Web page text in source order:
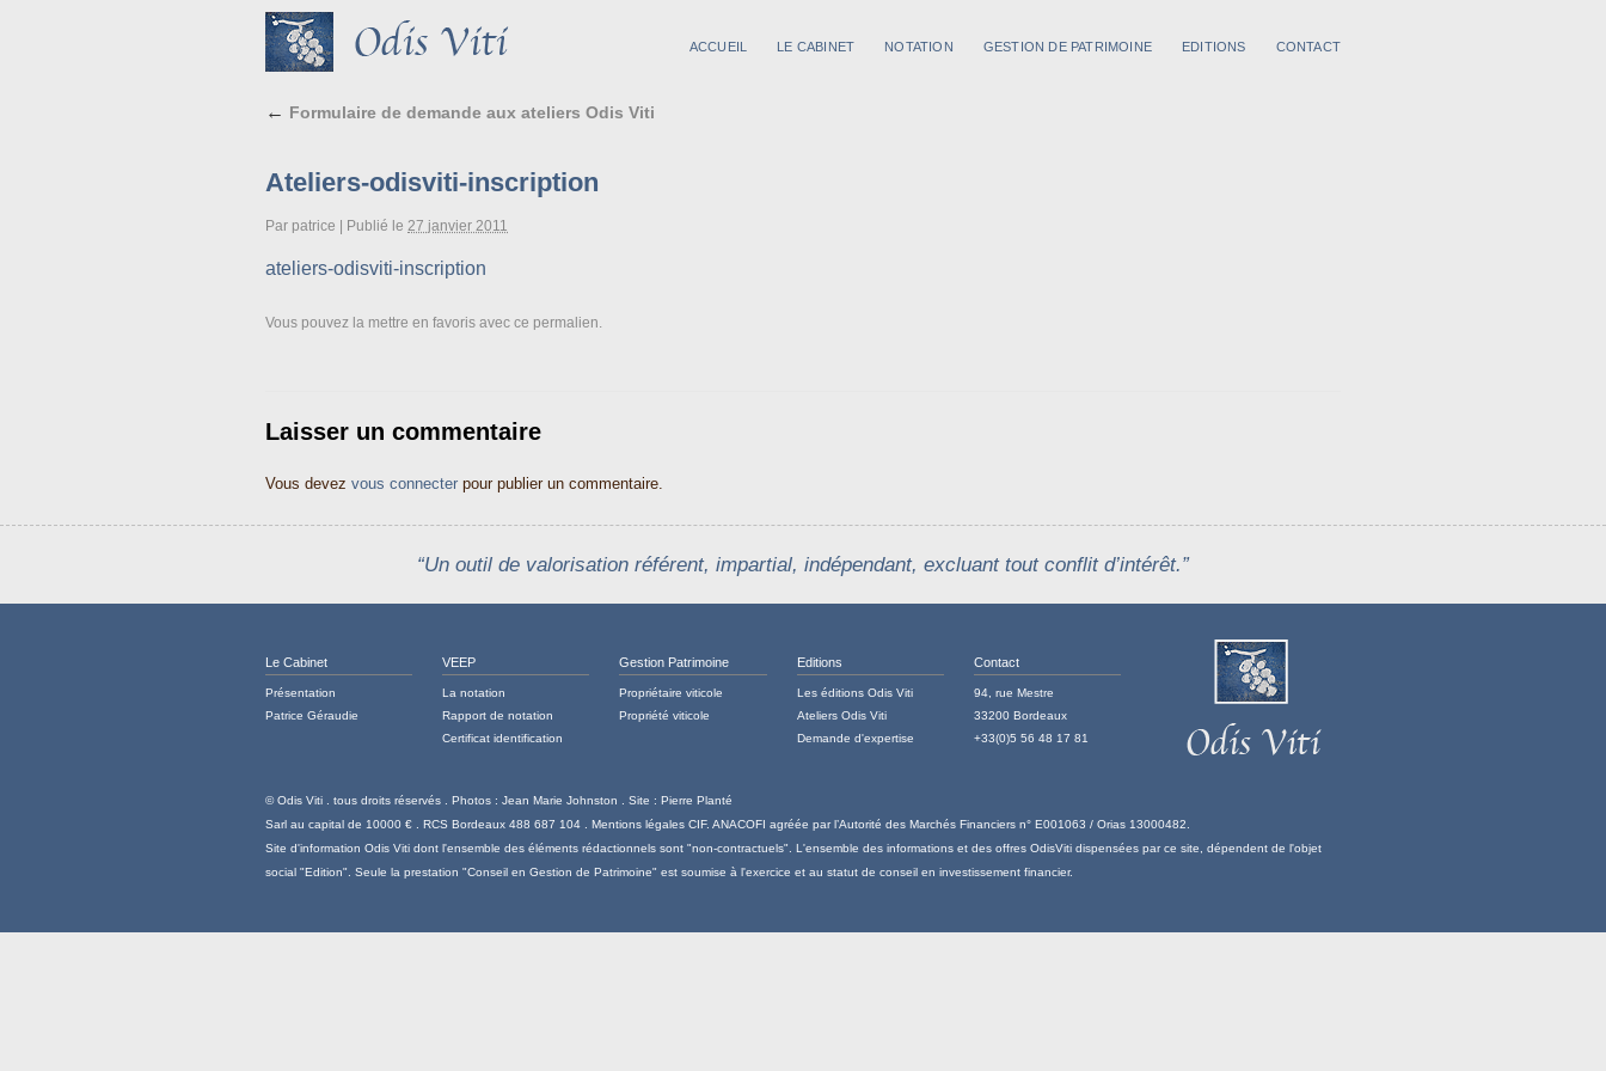
ACCUEIL LE CABINET NOTATION GESTION DE PATRIMOINE EDITIONS CONTACT
← Formulaire de demande aux ateliers Odis Viti
Ateliers-odisviti-inscription
Par patrice Publié le 27 janvier 2011
ateliers-odisviti-inscription
Vous pouvez la mettre en favoris avec ce permalien.
Laisser un commentaire
Vous devez vous connecter pour publier un commentaire.
“Un outil de valorisation référent, impartial, indépendant, excluant tout conflit d’intérêt.”
Le Cabinet
Présentation
Patrice Géraudie
VEEP
La notation
Rapport de notation
Certificat identification
Gestion Patrimoine
Propriétaire viticole
Propriété viticole
Editions
Les éditions Odis Viti
Ateliers Odis Viti
Demande d'expertise
Contact
94, rue Mestre
33200 Bordeaux
+33(0)5 56 48 17 81
© Odis Viti . tous droits réservés . Photos : Jean Marie Johnston . Site : Pierre Planté
Sarl au capital de 10000 € . RCS Bordeaux 488 687 104 . Mentions légales CIF. ANACOFI agréée par l’Autorité des Marchés Financiers n° E001063 / Orias 13000482.
Site d'information Odis Viti dont l'ensemble des éléments rédactionnels sont "non-contractuels". L'ensemble des informations et des offres OdisViti dispensées par ce site, dépendent de l'objet
social "Edition". Seule la prestation "Conseil en Gestion de Patrimoine" est soumise à l'exercice et au statut de conseil en investissement financier.